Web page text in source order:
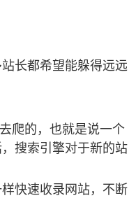
长都希望能躲得远远
爬的，也就是说一个
搜索引擎对于新的站
快速收录网站，不断